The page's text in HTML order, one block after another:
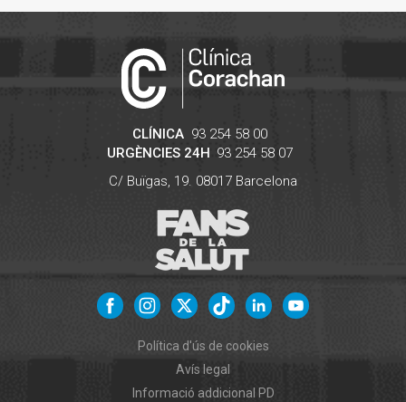
CLÍNICA 93 254 58 00
URGÈNCIES 24H
93 254 58 07
C/ Buïgas, 19. 08017 Barcelona
Política d'ús de cookies
Avís legal
Informació addicional PD